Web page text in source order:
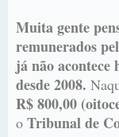
Muita gente
remunerados
já não acontece
desde 2008.
R$ 800,00
o Tribunal de